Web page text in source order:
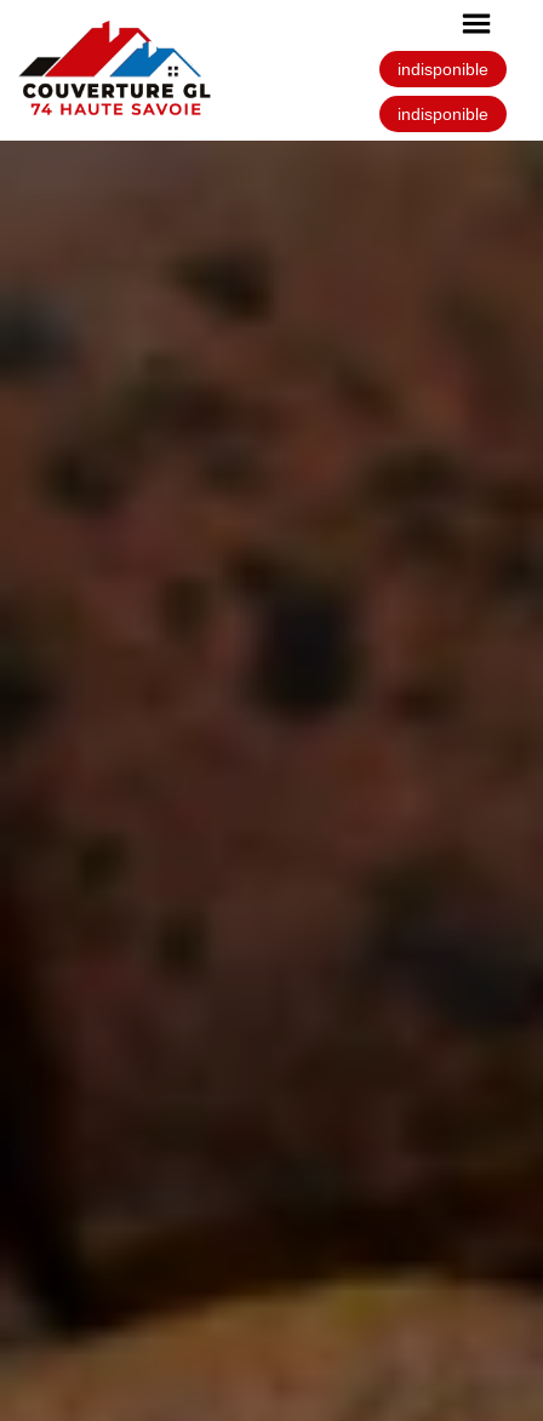
indisponible
indisponible